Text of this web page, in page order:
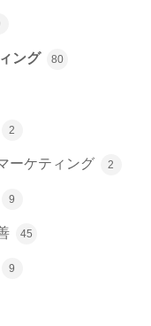
ング 80
2
ーケティング 2
9
45
9